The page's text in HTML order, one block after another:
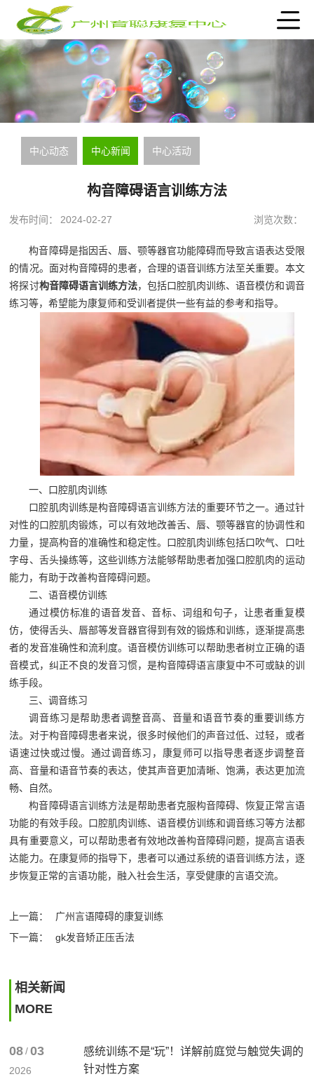
中心动态 中心新闻 中心活动
构音障碍语言训练方法
发布时间： 2024-02-27 浏览次数：
构音障碍是指因舌、唇、颚等器官功能障碍而导致言语表达受限
的情况。面对构音障碍的患者，合理的语音训练方法至关重要。本文
将探讨构音障碍语言训练方法，包括口腔肌肉训练、语音模仿和调音
练习等，希望能为康复师和受训者提供一些有益的参考和指导。
一、口腔肌肉训练
口腔肌肉训练是构音障碍语言训练方法的重要环节之一。通过针
对性的口腔肌肉锻炼，可以有效地改善舌、唇、颚等器官的协调性和
力量，提高构音的准确性和稳定性。口腔肌肉训练包括口吹气、口吐
字母、舌头操练等，这些训练方法能够帮助患者加强口腔肌肉的运动
能力，有助于改善构音障碍问题。
二、语音模仿训练
通过模仿标准的语音发音、音标、词组和句子，让患者重复模
仿，使得舌头、唇部等发音器官得到有效的锻炼和训练，逐渐提高患
者的发音准确性和流利度。语音模仿训练可以帮助患者树立正确的语
音模式，纠正不良的发音习惯，是构音障碍语言康复中不可或缺的训
练手段。
三、调音练习
调音练习是帮助患者调整音高、音量和语音节奏的重要训练方
法。对于构音障碍患者来说，很多时候他们的声音过低、过轻，或者
语速过快或过慢。通过调音练习，康复师可以指导患者逐步调整音
高、音量和语音节奏的表达，使其声音更加清晰、饱满，表达更加流
畅、自然。
构音障碍语言训练方法是帮助患者克服构音障碍、恢复正常言语
功能的有效手段。口腔肌肉训练、语音模仿训练和调音练习等方法都
具有重要意义，可以帮助患者有效地改善构音障碍问题，提高言语表
达能力。在康复师的指导下，患者可以通过系统的语音训练方法，逐
步恢复正常的言语功能，融入社会生活，享受健康的言语交流。‍
上一篇：
广州言语障碍的康复训练
下一篇：
gk发音矫正压舌法
相关新闻
MORE
08 / 03
2026
感统训练不是“玩”！详解前庭觉与触觉失调的
针对性方案